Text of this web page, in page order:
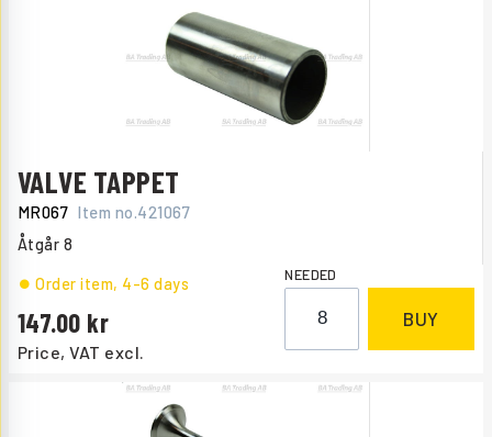
VALVE TAPPET
MR067 Item no.421067
Åtgår 8
Price, VAT excl.
147.00
Order item, 4-6 days NEEDED
BUY